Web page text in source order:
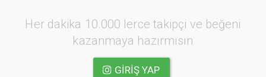
Her dakika 10.000 lerce takipçi ve beğeni
kazanmaya hazırmısın
GIRIŞ YAP